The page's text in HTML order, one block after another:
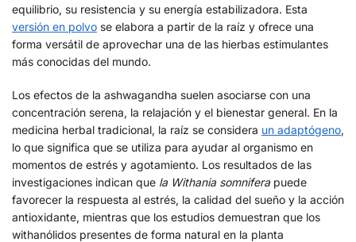
equilibrio, su resistencia y su energía estabilizadora. Esta
versión en polvo se elabora a partir de la raíz y ofrece una
forma versátil de aprovechar una de las hierbas estimulantes
más conocidas del mundo.
Los efectos de la ashwagandha suelen asociarse con una
concentración serena, la relajación y el bienestar general. En la
medicina herbal tradicional, la raíz se considera un adaptógeno,
lo que significa que se utiliza para ayudar al organismo en
momentos de estrés y agotamiento. Los resultados de las
investigaciones indican que la Withania somniferapuede
favorecer la respuesta al estrés, la calidad del sueño y la acción
antioxidante, mientras que los estudios demuestran que los
withanólidos presentes de forma natural en la planta